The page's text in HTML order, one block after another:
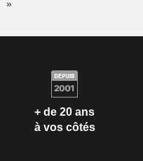
+ de 20 ans
à vos côtés